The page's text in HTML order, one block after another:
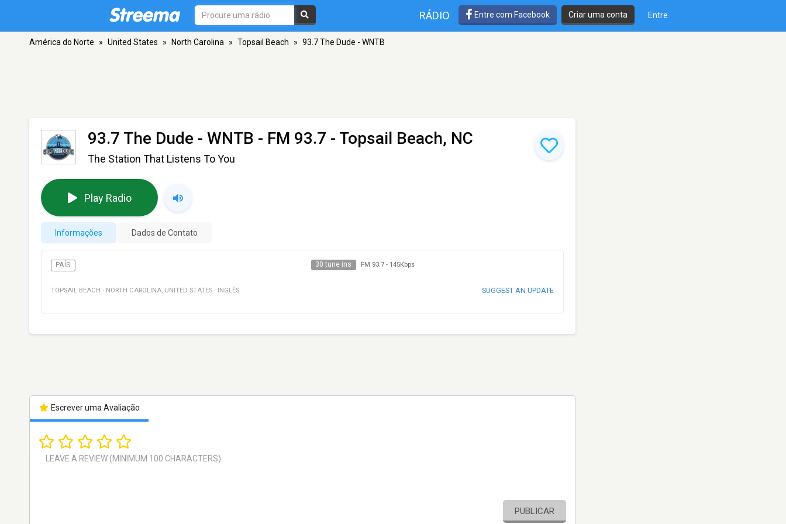
RÁDIO Entre com Facebook Criar uma conta Entre
América do Norte » United States » North Carolina » Topsail Beach » 93.7 The Dude - WNTB
93.7 The Dude - WNTB - FM 93.7 - Topsail Beach, NC
The Station That Listens To You
Play Radio
Informações Dados de Contato
PAÍS 30 tune ins FM 93.7- 145Kbps
TOPSAIL BEACH · NORTH CAROLINA, UNITED STATES · INGLÊS SUGGEST AN UPDATE
Escrever uma Avaliação
PUBLICAR